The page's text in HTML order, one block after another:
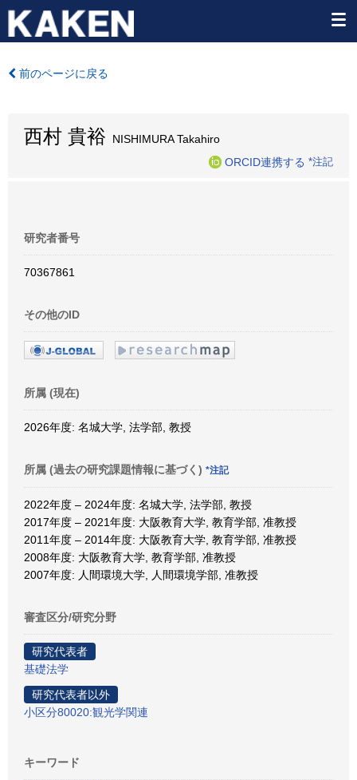
前のページに戻る
西村 貴裕 NISHIMURA Takahiro
ORCID連携する *注記
研究者番号
70367861
その他のID
所属 (現在)
2026年度: 名城大学, 法学部, 教授
所属 (過去の研究課題情報に基づく) *注記
2022年度 – 2024年度: 名城大学, 法学部, 教授
2017年度 – 2021年度: 大阪教育大学, 教育学部, 准教授
2011年度 – 2014年度: 大阪教育大学, 教育学部, 准教授
2008年度: 大阪教育大学, 教育学部, 准教授
2007年度: 人間環境大学, 人間環境学部, 准教授
審査区分/研究分野
研究代表者
基礎法学
研究代表者以外
小区分80020:観光学関連
キーワード